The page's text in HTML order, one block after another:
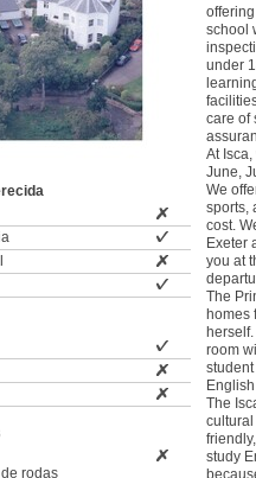
rodas
school
under
care of
At
June,
We
sports,
cost.
Exeter
you at
The
homes
room
The
cultural
study